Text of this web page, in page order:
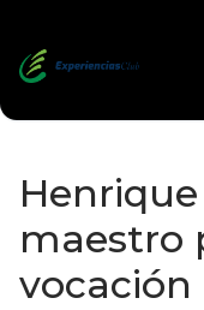
maestro
vocación